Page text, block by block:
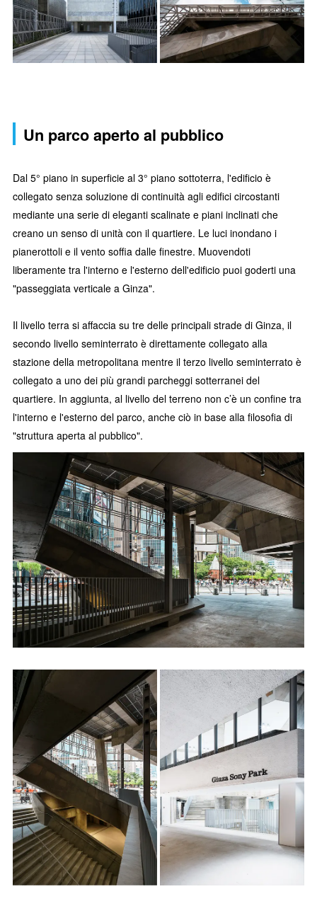
Un parco aperto al pubblico
Dal 5° piano in superficie al 3° piano sottoterra, l'edificio è
collegato senza soluzione di continuità agli edifici circostanti
mediante una serie di eleganti scalinate e piani inclinati che
creano un senso di unità con il quartiere. Le luci inondano i
pianerottoli e il vento soffia dalle finestre. Muovendoti
liberamente tra l'interno e l'esterno dell'edificio puoi goderti una
"passeggiata verticale a Ginza".
Il livello terra si affaccia su tre delle principali strade di Ginza, il
secondo livello seminterrato è direttamente collegato alla
stazione della metropolitana mentre il terzo livello seminterrato è
collegato a uno dei più grandi parcheggi sotterranei del
quartiere. In aggiunta, al livello del terreno non c’è un confine tra
l'interno e l'esterno del parco, anche ciò in base alla filosofia di
"struttura aperta al pubblico".